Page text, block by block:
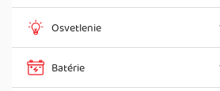
Osvetlenie
Batérie